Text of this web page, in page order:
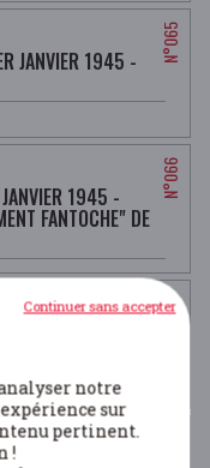
JANVIER 1945 -
1945 -
FANTOCHE" DE
1944 -
notre
sur
pertinent.
!
Continuer sans accepter